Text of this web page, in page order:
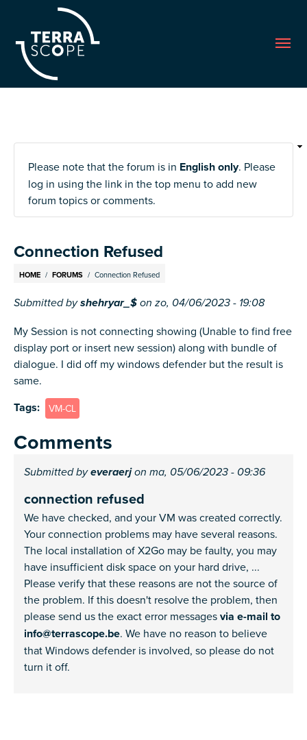
Please note that the forum is in English only. Please
log in using the link in the top menu to add new
forum topics or comments.
Connection Refused
Breadcrumb
HOME FORUMS Connection Refused
Submitted byshehryar_$ on zo, 04/06/2023 - 19:08
My Session is not connecting showing (Unable to find free
display port or insert new session) along with bundle of
dialogue. I did off my windows defender but the result is
same.
Tags VM-CL
Comments
Submitted byeveraerjon ma, 05/06/2023 - 09:36
connection refused
We have checked, and your VM was created correctly.
Your connection problems may have several reasons.
The local installation of X2Go may be faulty, you may
have insufficient disk space on your hard drive, ...
Please verify that these reasons are not the source of
the problem. If this doesn't resolve the problem, then
please send us the exact error messagesvia e-mail to
info@terrascope.be. We have no reason to believe
that Windows defender is involved, so please do not
turn it off.